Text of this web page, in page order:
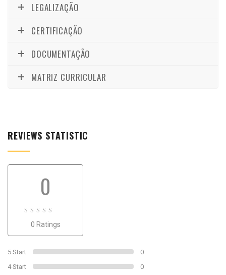
LEGALIZAÇÃO
CERTIFICAÇÃO
DOCUMENTAÇÃO
MATRIZ CURRICULAR
REVIEWS STATISTIC
0
out
0
0 Ratings
5 Start
0
4 Start
0